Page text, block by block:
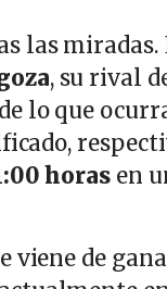
las miradas.
, su rival
lo que
horas en
viene de